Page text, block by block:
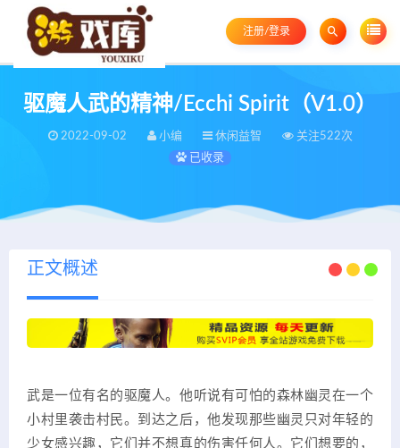
注册/登录
驱魔人武的精神/Ecchi Spirit（V1.0）
2022-09-02 小编 休闲益智
关注522次
已收录
正文概述
武是一位有名的驱魔人。他听说有可怕的森林幽灵在一个
小村里袭击村民。到达之后，他发现那些幽灵只对年轻的
少女感兴趣，它们并不想真的伤害任何人。它们想要的，